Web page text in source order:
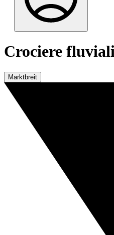
Crociere
Marktbreit